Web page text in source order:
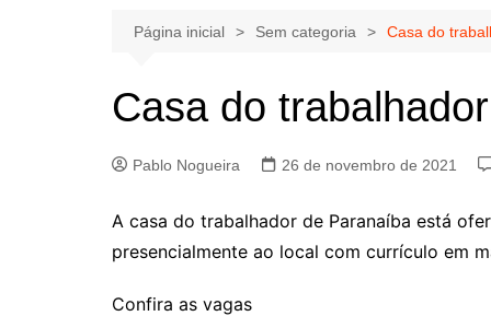
Página inicial Sem categoria Casa do
Casa do
Pablo Nogueira 26 de novembro de 2021
A casa do trabalhador de Paranaíba está
presencialmente ao local com currículo em
Confira as vagas